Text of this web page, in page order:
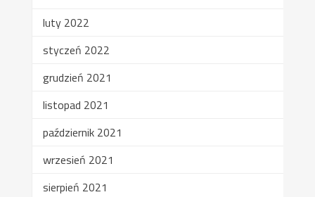
luty 2022
styczeń 2022
grudzień 2021
listopad 2021
październik 2021
wrzesień 2021
sierpień 2021